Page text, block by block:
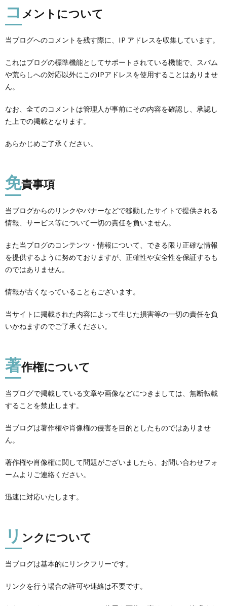
コ メントについて
当ブログへのコメントを残す際に、IP アドレスを収集しています。
これはブログの標準機能としてサポートされている機能で、スパム
や荒らしへの対応以外にこのIPアドレスを使用することはありませ
ん。
なお、全てのコメントは管理人が事前にその内容を確認し、承認し
た上での掲載となります。
あらかじめご了承ください。
免責事項
当ブログからのリンクやバナーなどで移動したサイトで提供される
情報、サービス等について一切の責任を負いません。
また当ブログのコンテンツ・情報について、できる限り正確な情報
を提供するように努めておりますが、正確性や安全性を保証するも
のではありません。
情報が古くなっていることもございます。
当サイトに掲載された内容によって生じた損害等の一切の責任を負
いかねますのでご了承ください。
著作権について
当ブログで掲載している文章や画像などにつきましては、無断転載
することを禁止します。
当ブログは著作権や肖像権の侵害を目的としたものではありませ
ん。
著作権や肖像権に関して問題がございましたら、お問い合わせフォ
ームよりご連絡ください。
迅速に対応いたします。
リ ンクについて
当ブログは基本的にリンクフリーです。
リンクを行う場合の許可や連絡は不要です。